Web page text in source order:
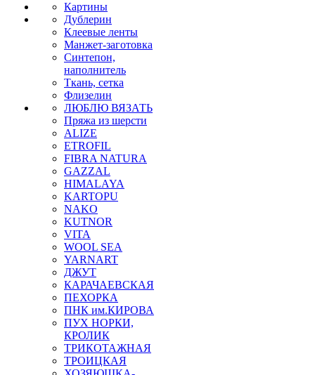
Картины
Дублерин
Клеевые ленты
Манжет-заготовка
Синтепон,
наполнитель
Ткань, сетка
Флизелин
ЛЮБЛЮ ВЯЗАТЬ
Пряжа из шерсти
ALIZE
ETROFIL
FIBRA NATURA
GAZZAL
HIMALAYA
KARTOPU
NAKO
KUTNOR
VITA
WOOL SEA
YARNART
ДЖУТ
КАРАЧАЕВСКАЯ
ПЕХОРКА
ПНК им.КИРОВА
ПУХ НОРКИ,
КРОЛИК
ТРИКОТАЖНАЯ
ТРОИЦКАЯ